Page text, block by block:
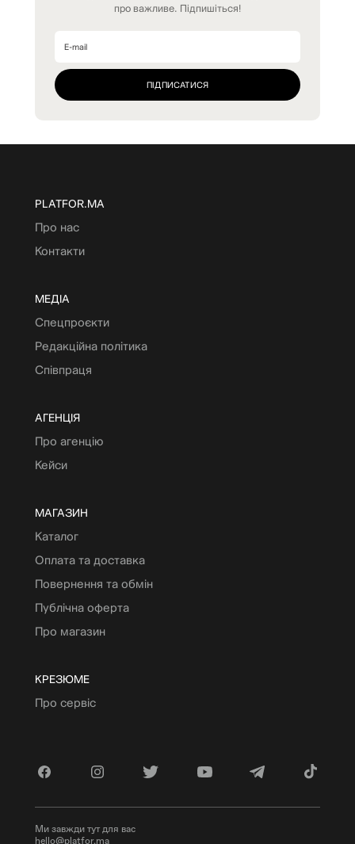
про важливе. Підпишіться!
PLATFOR.MA
Про нас
Контакти
МЕДІА
Спецпроєкти
Редакційна політика
Співпраця
АГЕНЦІЯ
Про агенцію
Кейси
МАГАЗИН
Каталог
Оплата та доставка
Повернення та обмін
Публічна оферта
Про магазин
КРЕЗЮМЕ
Про сервіс
Ми завжди тут для вас
hello@platfor.ma